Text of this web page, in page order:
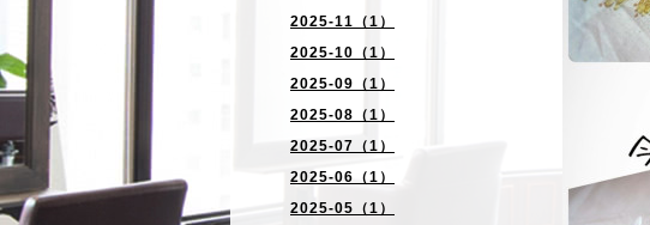
2025-11（1）
2025-10（1）
2025-09（1）
2025-08（1）
2025-07（1）
2025-06（1）
2025-05（1）